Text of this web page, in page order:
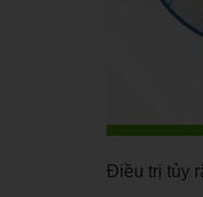
Điều trị tủy